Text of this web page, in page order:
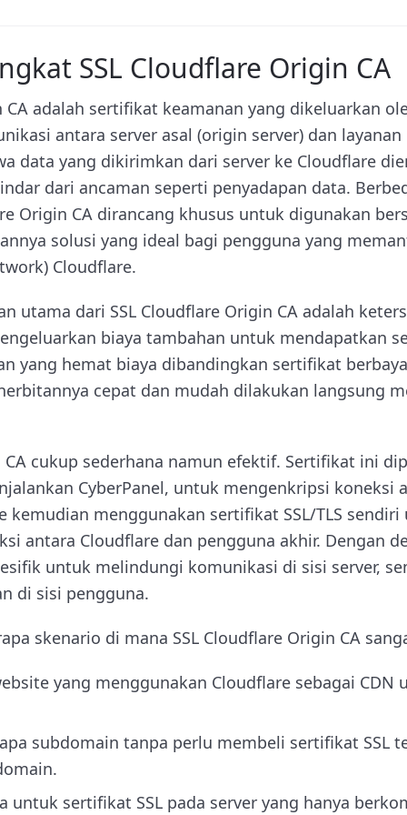
SSL Cloudflare Origin CA
CA adalah sertifikat keamanan yang dikeluarkan
antara server asal (origin server) dan
data yang dikirimkan dari server ke Cloudflare
dari ancaman seperti penyadapan data.
Origin CA dirancang khusus untuk digunakan
solusi yang ideal bagi pengguna yang
Cloudflare.
utama dari SSL Cloudflare Origin CA adalah
biaya tambahan untuk mendapatkan
yang hemat biaya dibandingkan sertifikat
cepat dan mudah dilakukan langsung
CA cukup sederhana namun efektif. Sertifikat ini
CyberPanel, untuk mengenkripsi koneksi
kemudian menggunakan sertifikat SSL/TLS
antara Cloudflare dan pengguna akhir. Dengan
untuk melindungi komunikasi di sisi server,
di sisi pengguna.
skenario di mana SSL Cloudflare Origin CA
yang menggunakan Cloudflare sebagai CDN
subdomain tanpa perlu membeli sertifikat SSL
untuk sertifikat SSL pada server yang hanya